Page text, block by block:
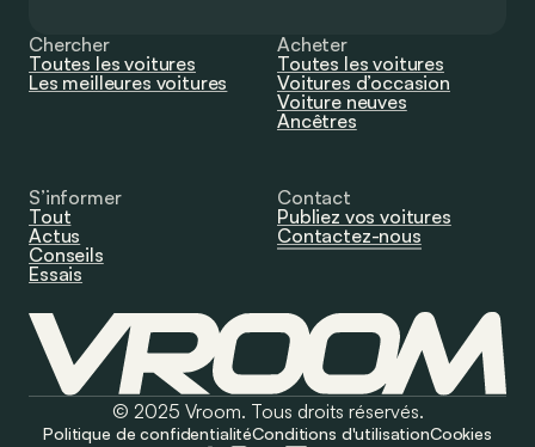
Chercher
Toutes les voitures
Les meilleures voitures
Acheter
Toutes les voitures
Voitures d’occasion
Voiture neuves
Ancêtres
S’informer
Tout
Actus
Conseils
Essais
Contact
Publiez vos voitures
Contactez-nous
© 2025 Vroom. Tous droits réservés.
Politique de confidentialitéConditions d'utilisationCookies